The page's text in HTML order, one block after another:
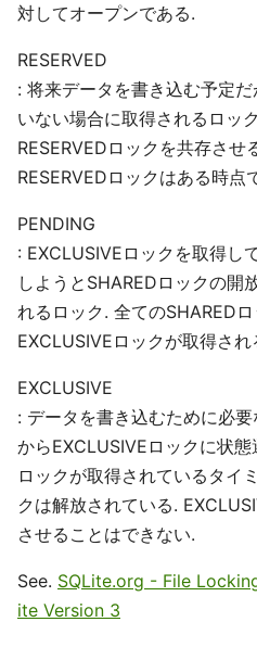
対してオープンである.
RESERVED
: 将来データを書き込む予定
いない場合に取得されるロッ
RESERVEDロックを共存させ
RESERVEDロックはある時点
PENDING
: EXCLUSIVEロックを取得し
しようとSHAREDロックの開
れるロック. 全てのSHARED
EXCLUSIVEロックが取得され
EXCLUSIVE
: データを書き込むために必
からEXCLUSIVEロックに状
ロックが取得されているタイ
クは解放されている.
させることはできない.
See. SQLite.org - File
ite Version 3